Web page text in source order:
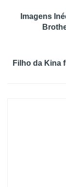
Imagens
Filho da Kina